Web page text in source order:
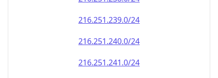
216.251.239.0/24
216.251.240.0/24
216.251.241.0/24